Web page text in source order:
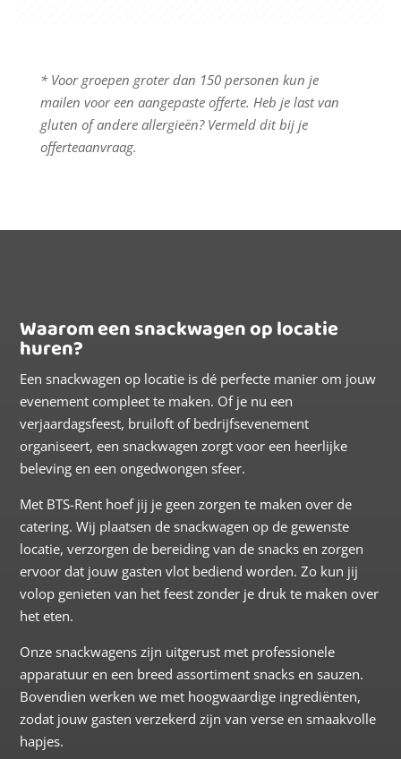
* Voor groepen groter dan 150 personen kun je
mailen voor een aangepaste offerte. Heb je last van
gluten of andere allergieën? Vermeld dit bij je
offerteaanvraag.
Waarom een snackwagen op locatie
huren?
Een snackwagen op locatie is dé perfecte manier om jouw
evenement compleet te maken. Of je nu een
verjaardagsfeest, bruiloft of bedrijfsevenement
organiseert, een snackwagen zorgt voor een heerlijke
beleving en een ongedwongen sfeer.
Met BTS-Rent hoef jij je geen zorgen te maken over de
catering. Wij plaatsen de snackwagen op de gewenste
locatie, verzorgen de bereiding van de snacks en zorgen
ervoor dat jouw gasten vlot bediend worden. Zo kun jij
volop genieten van het feest zonder je druk te maken over
het eten.
Onze snackwagens zijn uitgerust met professionele
apparatuur en een breed assortiment snacks en sauzen.
Bovendien werken we met hoogwaardige ingrediënten,
zodat jouw gasten verzekerd zijn van verse en smaakvolle
hapjes.